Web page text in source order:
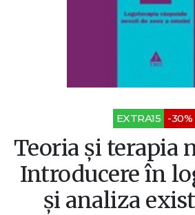
EXTRA15 -30%
Teoria şi terapia
Introducere în
şi analiza